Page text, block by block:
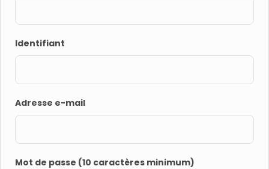
Identifiant
Adresse e-mail
Mot de passe (10 caractères minimum)